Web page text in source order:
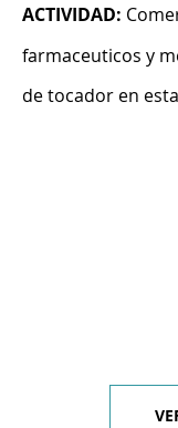
ACTIVIDAD:
farmaceuticos y
de tocador en